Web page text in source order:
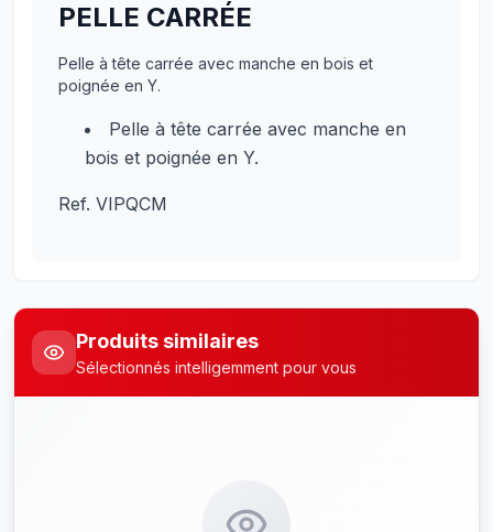
PELLE CARRÉE
Pelle à tête carrée avec manche en bois et
poignée en Y.
Pelle à tête carrée avec manche en
bois et poignée en Y.
Ref. VIPQCM
Produits similaires
Sélectionnés intelligemment pour vous